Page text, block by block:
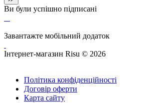
Ви були успішно підписані
Завантажте мобільний додаток
Інтернет-магазин Risu © 2026
Політика конфіденційності
Договір оферти
Карта сайту